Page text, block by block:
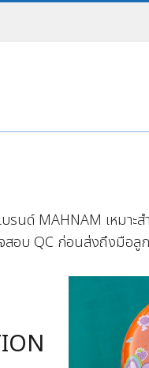
รนด์ MAHNAM เหมาะ
จสอบ QC ก่อนส่งถึงมือ